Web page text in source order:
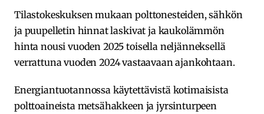
Tilastokeskuksen mukaan polttonesteiden, sähkön
ja puupelletin hinnat laskivat ja kaukolämmön
hinta nousi vuoden 2025 toisella neljänneksellä
verrattuna vuoden 2024 ⁠vastaavaan ajankohtaan.
Energiantuotannossa käytettävistä kotimaisista
polttoaineista metsähakkeen ja jyrsinturpeen